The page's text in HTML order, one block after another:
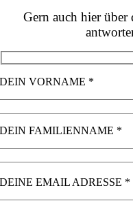
Gern auch hier
DEIN VORNAME *
DEIN FAMILIENNAME *
DEINE EMAIL ADRESSE *